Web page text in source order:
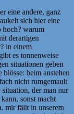
eine andere, ganz
sich hier eine
hoch? warum
derartigen
in einem
es tonnenweise
situationen geben
beim anstehen
nicht rumgemault
situation, der man nur
sonst macht
mir fällt in unserem